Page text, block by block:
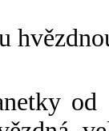
od